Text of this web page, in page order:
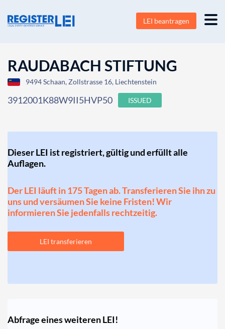
LEI beantragen
RAUDABACH STIFTUNG
9494 Schaan, Zollstrasse 16, Liechtenstein
3912001K88W9II5HVP50 ISSUED
Dieser LEI ist registriert, gültig und erfüllt alle
Auflagen.
Der LEI läuft in 175 Tagen ab. Transferieren Sie ihn zu
uns und versäumen Sie keine Fristen! Wir
informieren Sie jedenfalls rechtzeitig.
LEI transferieren
Abfrage eines weiteren LEI!